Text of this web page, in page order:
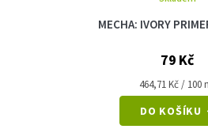
MECHA: IVORY
79 Kč
Měrná
cena:
464,71 Kč / 100
DO KOŠÍKU